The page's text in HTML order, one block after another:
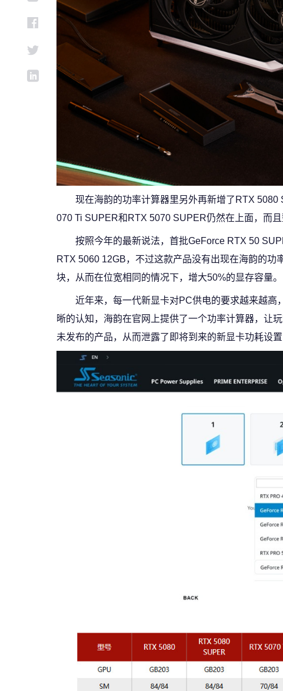
现在海韵的功率计算器里另外再新增了RTX
070 Ti SUPER和RTX 5070 SUPER仍然在上面，而且
按照今年的最新说法，首批GeForce RTX 50
RTX 5060 12GB，不过这款产品没有出现在海韵的
块，从而在位宽相同的情况下，增大50%的显存容量。
近年来，每一代新显卡对PC供电的要求越来越
晰的认知，海韵在官网上提供了一个功率计算器，让
未发布的产品，从而泄露了即将到来的新显卡功耗设